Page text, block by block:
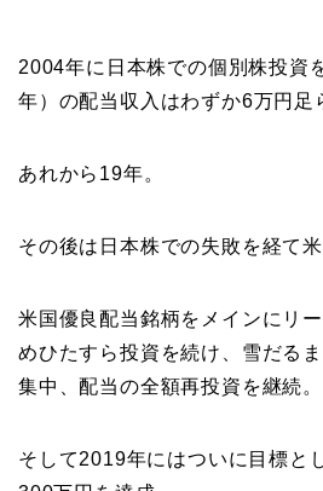
2004年に日本株での個別株投資
年）の配当収入はわずか6万円足
あれから19年。
その後は日本株での失敗を経て米
米国優良配当銘柄をメインにリ
めひたすら投資を続け、雪だる
集中、配当の全額再投資を継続。
そして2019年にはついに目標と